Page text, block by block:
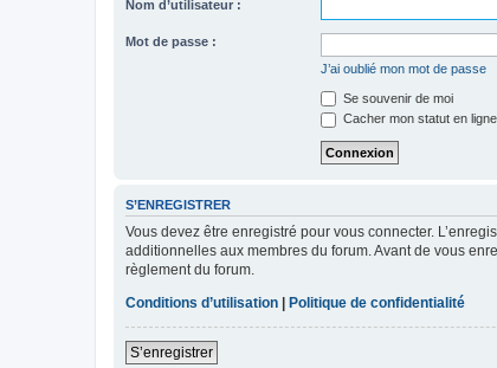
Nom d’utilisateur :
Mot de passe :
J’ai oublié mon mot de passe
Se souvenir de moi
Cacher mon statut en
S’ENREGISTRER
Vous devez être enregistré pour vous connecter.
additionnelles aux membres du forum. Avant de vous
règlement du forum.
Conditions d’utilisation
Politique de confidentialité
S’enregistrer